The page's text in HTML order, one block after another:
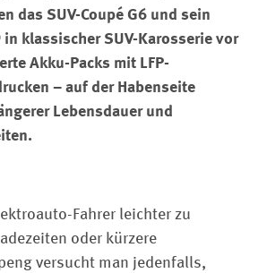
das SUV-Coupé G6 und sein
in klassischer SUV-Karosserie vor
Akku-Packs mit LFP-
– auf der Habenseite
Lebensdauer und
Fahrer leichter zu
oder kürzere
versucht man jedenfalls,